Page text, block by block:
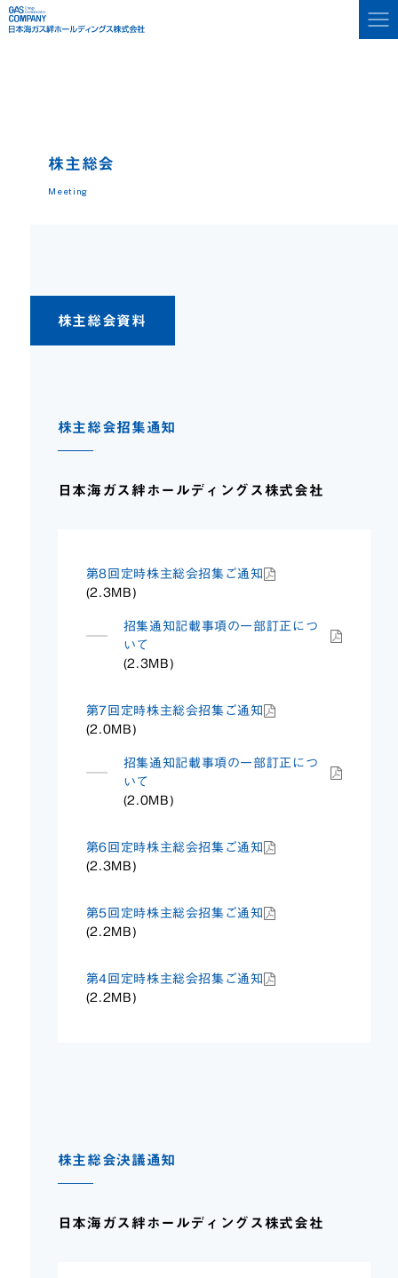
株主総会
Meeting
株主総会資料
株主総会招集通知
日本海ガス絆ホールディングス株式会社
第8回定時株主総会招集ご通知
(2.3MB)
招集通知記載事項の一部訂正につ
いて
(2.3MB)
第7回定時株主総会招集ご通知
(2.0MB)
招集通知記載事項の一部訂正につ
いて
(2.0MB)
第6回定時株主総会招集ご通知
(2.3MB)
第5回定時株主総会招集ご通知
(2.2MB)
第4回定時株主総会招集ご通知
(2.2MB)
株主総会決議通知
日本海ガス絆ホールディングス株式会社